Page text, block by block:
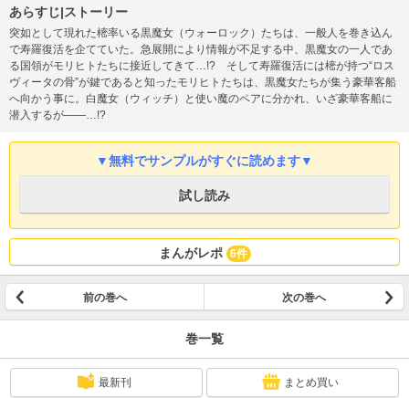
あらすじ|ストーリー
突如として現れた樒率いる黒魔女（ウォーロック）たちは、一般人を巻き込ん
で寿羅復活を企てていた。急展開により情報が不足する中、黒魔女の一人であ
る国領がモリヒトたちに接近してきて…!? そして寿羅復活には樒が持つ“ロス
ヴィータの骨”が鍵であると知ったモリヒトたちは、黒魔女たちが集う豪華客船
へ向かう事に。白魔女（ウィッチ）と使い魔のペアに分かれ、いざ豪華客船に
潜入するが――…!?
▼無料でサンプルがすぐに読めます▼
試し読み
まんがレポ 6件
前の巻へ 次の巻へ
巻一覧
最新刊 まとめ買い